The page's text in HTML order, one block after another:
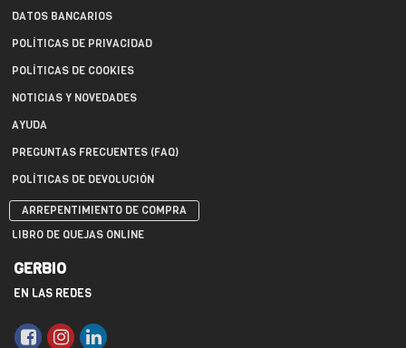
DATOS BANCARIOS
POLÍTICAS DE PRIVACIDAD
POLÍTICAS DE COOKIES
NOTICIAS Y NOVEDADES
AYUDA
PREGUNTAS FRECUENTES (FAQ)
POLÍTICAS DE DEVOLUCIÓN
ARREPENTIMIENTO DE COMPRA
LIBRO DE QUEJAS ONLINE
GERBIO
EN LAS REDES